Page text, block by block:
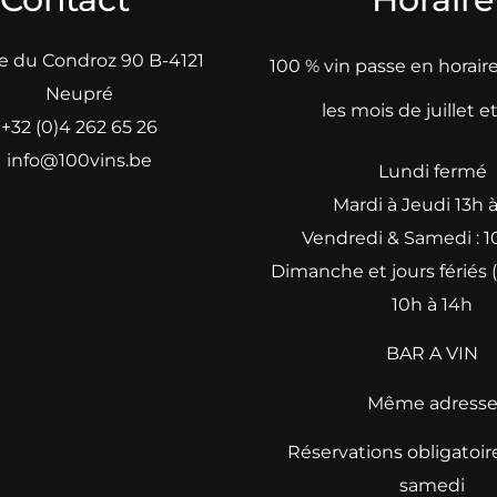
du Condroz 90 B-4121
Neupré
+32 (0)4 262 65 26
info@100vins.be
100 % vin passe en
les mois de juillet
Lundi fermé
Mardi à Jeudi 13h
Vendredi & Samedi :
Dimanche et jours fériés
10h à 14h
BAR A VIN
Même adresse
Réservations
samedi